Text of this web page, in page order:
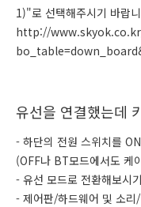
1)"로 선택해주시기 바랍
http://
유선을 연결했는데
- 하단의 전원 스위치를
(OFF나 BT모드에서도 케
- 유선 모드로 전환해보시
- 제어판/하드웨어 및 소